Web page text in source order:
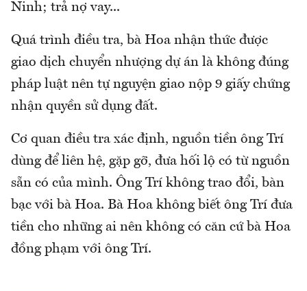
Ninh; trả nợ vay...
Quá trình điều tra, bà Hoa nhận thức được
giao dịch chuyển nhượng dự án là không đúng
pháp luật nên tự nguyện giao nộp 9 giấy chứng
nhận quyền sử dụng đất.
Cơ quan điều tra xác định, nguồn tiền ông Trí
dùng để liên hệ, gặp gỡ, đưa hối lộ có từ nguồn
sẵn có của mình. Ông Trí không trao đổi, bàn
bạc với bà Hoa. Bà Hoa không biết ông Trí đưa
tiền cho những ai nên không có căn cứ bà Hoa
đồng phạm với ông Trí.